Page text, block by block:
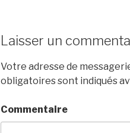
Laisser un
Votre adresse de
obligatoires sont indiqués
Commentaire